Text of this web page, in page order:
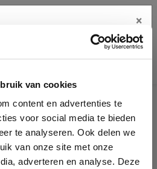
van cookies
content en advertenties te
voor social media te bieden
te analyseren. Ook delen we
van onze site met onze
adverteren en analyse. Deze
details
×